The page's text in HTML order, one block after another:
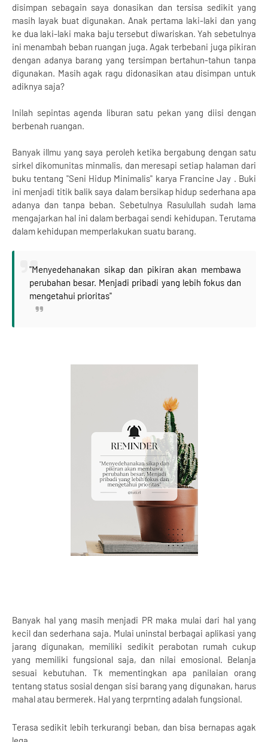
disimpan sebagain saya donasikan dan tersisa sedikit yang
masih layak buat digunakan. Anak pertama laki-laki dan yang
ke dua laki-laki maka baju tersebut diwariskan. Yah sebetulnya
ini menambah beban ruangan juga. Agak terbebani juga pikiran
dengan adanya barang yang tersimpan bertahun-tahun tanpa
digunakan. Masih agak ragu didonasikan atau disimpan untuk
adiknya saja?
Inilah sepintas agenda liburan satu pekan yang diisi dengan
berbenah ruangan.
Banyak illmu yang saya peroleh ketika bergabung dengan satu
sirkel dikomunitas minmalis, dan meresapi setiap halaman dari
buku tentang "Seni Hidup Minimalis" karya Francine Jay . Buki
ini menjadi titik balik saya dalam bersikap hidup sederhana apa
adanya dan tanpa beban. Sebetulnya Rasulullah sudah lama
mengajarkan hal ini dalam berbagai sendi kehidupan. Terutama
dalam kehidupan memperlakukan suatu barang.
"Menyedehanakan sikap dan pikiran akan membawa
perubahan besar. Menjadi pribadi yang lebih fokus dan
mengetahui prioritas"
Banyak hal yang masih menjadi PR maka mulai dari hal yang
kecil dan sederhana saja. Mulai uninstal berbagai aplikasi yang
jarang digunakan, memiliki sedikit perabotan rumah cukup
yang memiliki fungsional saja, dan nilai emosional. Belanja
sesuai kebutuhan. Tk mementingkan apa panilaian orang
tentang status sosial dengan sisi barang yang digunakan, harus
mahal atau bermerek. Hal yang terprnting adalah fungsional.
Terasa sedikit lebih terkurangi beban, dan bisa bernapas agak